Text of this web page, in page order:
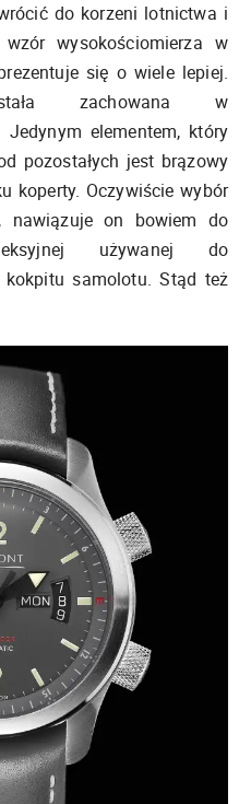
do korzeni lotnictwa i
wysokościomierza w
się o wiele lepiej.
zachowana w
elementem, który
pozostałych jest brązowy
koperty. Oczywiście wybór
nawiązuje on bowiem do
używanej do
samolotu. Stąd też